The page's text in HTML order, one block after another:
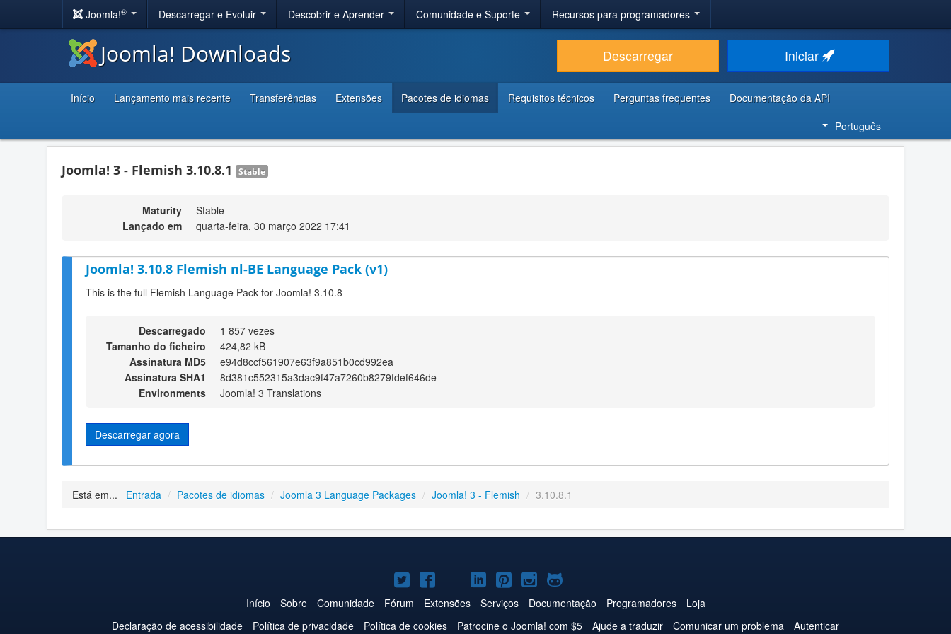
Joomla!® Descarregar e Evoluir Descobrir e Aprender Comunidade e Suporte Recursos para programadores
Joomla! Downloads Descarregar Iniciar
Início Lançamento mais recente Transferências Extensões Pacotes de idiomas Requisitos técnicos Perguntas frequentes
Documentação da API
Português
Joomla! 3 - Flemish 3.10.8.1 Stable
Maturity
Stable
Lançado em
quarta-feira, 30 março 2022 17:41
Joomla! 3.10.8 Flemish nl-BE Language Pack (v1)
This is the full Flemish Language Pack for Joomla! 3.10.8
Descarregado
1 857 vezes
Tamanho do ficheiro
424,82 kB
Assinatura MD5
e94d8ccf561907e63f9a851b0cd992ea
Assinatura SHA1
8d381c552315a3dac9f47a7260b8279fdef646de
Environments
Joomla! 3 Translations
Descarregar agora
Está em... Entrada / Pacotes de idiomas / Joomla 3 Language Packages / Joomla! 3 - Flemish / 3.10.8.1
Joomla!
no
Twitter
Joomla!
no
Facebook
Joomla!
no
YouTube
Joomla!
no
LinkedIn
Joomla!
no
Pinterest
Joomla!
no
Instagram
Joomla!
no
GitHub
Início Sobre Comunidade Fórum Extensões Serviços Documentação Programadores
Loja
Declaração de acessibilidade
Política de privacidade Política de cookies Patrocine o Joomla! com $5 Ajude a traduzir Comunicar um problema Autenticar